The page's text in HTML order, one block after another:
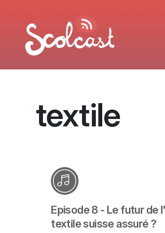
textile
Episode 8 - Le futur de
textile suisse assuré ?